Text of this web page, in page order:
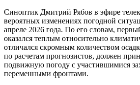
Синоптик Дмитрий Рябов в эфире
вероятных изменениях погодной
апреле 2026 года. По его словам,
оказался теплым относительно
отличался скромным количеством
по расчетам прогнозистов, должен
подвижную погоду с участившимися
переменными фронтами.